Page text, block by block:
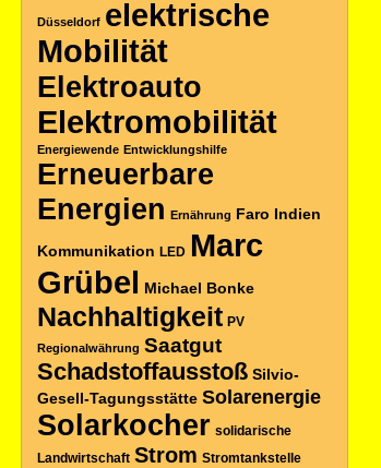
Düsseldorf elektrische
Mobilität
Elektroauto
Elektromobilität
Energiewende Entwicklungshilfe
Erneuerbare
Energien Ernährung Faro Indien
Kommunikation LED Marc
Grübel Michael Bonke
Nachhaltigkeit PV
Regionalwährung Saatgut
Schadstoffausstoß Silvio-
Gesell-Tagungsstätte Solarenergie
Solarkocher solidarische
Landwirtschaft Strom Stromtankstelle